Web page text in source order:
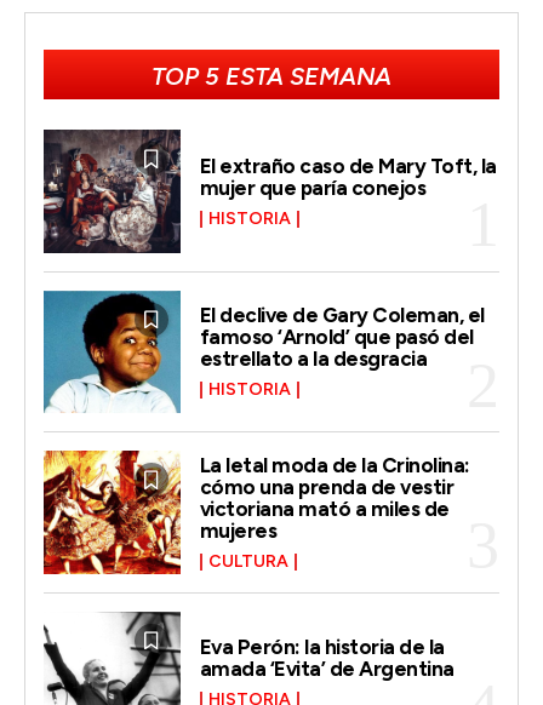
TOP 5 ESTA SEMANA
El extraño caso de Mary Toft, la
mujer que paría conejos
HISTORIA
El declive de Gary Coleman, el
famoso ‘Arnold’ que pasó del
estrellato a la desgracia
HISTORIA
La letal moda de la Crinolina:
cómo una prenda de vestir
victoriana mató a miles de
mujeres
CULTURA
Eva Perón: la historia de la
amada ‘Evita’ de Argentina
HISTORIA